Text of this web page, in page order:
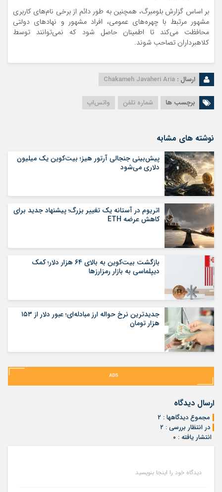
بر اساس گزارش بلومبرگ، همچنین به طور دائم از برخی نام‌های کاربری
مشهور مرتبط با چهره‌های عمومی، افراد مشهور و نهادهای دولتی
محافظت می‌کند تا اطمینان حاصل شود که نمی‌توانند توسط
کلاهبرداران تصاحب شوند.
ارسال : Chakameh Javaheri Aria
برچسب ها شماره تلفن واتس‌اپ
نوشته های مشابه
پیش‌بینی جنجالی آرتور هیز؛ بیت‌کوین یک میلیون
دلاری می‌شود
اتریوم در آستانه یک تغییر بزرگ؛ پیشنهاد جدید برای
کاهش عرضه ETH
بازگشت بیت‌کوین به بالای ۶۴ هزار دلار؛ کمک
دیپلماسی به بازار رمزارزها
جدیدترین نرخ حواله ارز مبادله‌ای؛ عبور دلار از ۱۵۳
هزار تومان
ارسال دیدگاه
مجموع دیدگاهها : ۲
در انتظار بررسی : ۲
انتشار یافته : ۰
دیدگاه خود را اینجا بنویسید